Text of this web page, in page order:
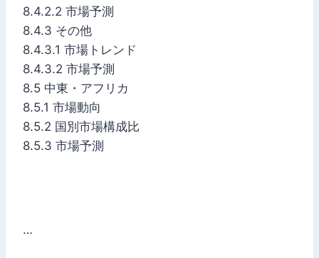
8.4.2.2 市場予測
8.4.3 その他
8.4.3.1 市場トレンド
8.4.3.2 市場予測
8.5 中東・アフリカ
8.5.1 市場動向
8.5.2 国別市場構成比
8.5.3 市場予測
…